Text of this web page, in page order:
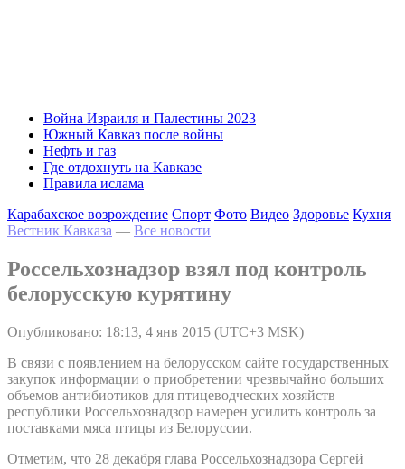
Война Израиля и Палестины 2023
Южный Кавказ после войны
Нефть и газ
Где отдохнуть на Кавказе
Правила ислама
Карабахское возрождение Спорт Фото Видео Здоровье Кухня
Вестник Кавказа — Все новости
Россельхознадзор взял под контроль
белорусскую курятину
Опубликовано: 18:13, 4 янв 2015 (UTC+3 MSK)
В связи с появлением на белорусском сайте государственных
закупок информации о приобретении чрезвычайно больших
объемов антибиотиков для птицеводческих хозяйств
республики Россельхознадзор намерен усилить контроль за
поставками мяса птицы из Белоруссии.
Отметим, что 28 декабря глава Россельхознадзора Сергей